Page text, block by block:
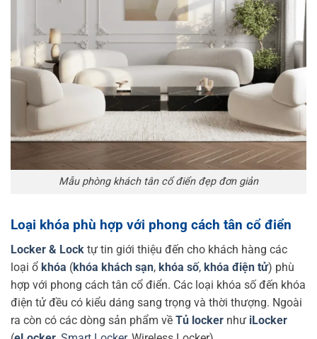
Mẫu phòng khách tân cổ điển đẹp đơn giản
Loại khóa phù hợp với phong cách tân cổ điển
Locker & Lock tự tin giới thiệu đến cho khách hàng các
loại ổ khóa (khóa khách sạn, khóa số, khóa điện tử) phù
hợp với phong cách tân cổ điển. Các loại khóa số đến khóa
điện tử đều có kiểu dáng sang trọng và thời thượng. Ngoài
ra còn có các dòng sản phẩm về Tủ locker như iLocker